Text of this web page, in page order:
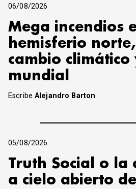
06/08/2026
Mega incendios
hemisferio
cambio
mundial
EscribeAlejandro Barton
05/08/2026
Truth Social o la
a cielo abierto